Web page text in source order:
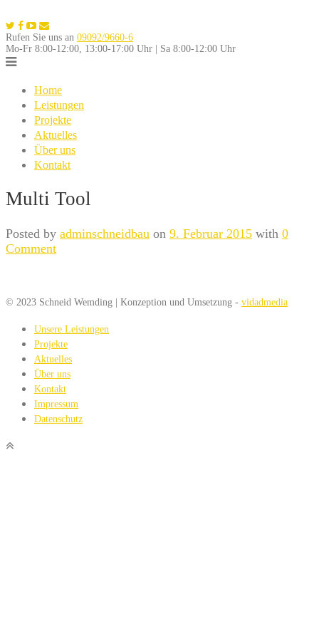
to
content
Rufen Sie uns an 09092/9660-6
Mo-Fr 8:00-12:00, 13:00-17:00 Uhr | Sa 8:00-12:00 Uhr
Home
Leistungen
Projekte
Aktuelles
Über uns
Kontakt
Multi Tool
Posted by adminschneidbau on 9. Februar 2015 with 0
Comment
© 2023 Schneid Wemding | Konzeption und Umsetzung - vidadmedia
Unsere Leistungen
Projekte
Aktuelles
Über uns
Kontakt
Impressum
Datenschutz